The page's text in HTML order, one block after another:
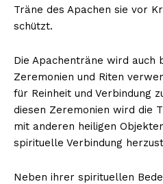
Träne des Apachen sie vor
schützt.
Die Apachenträne wird auch
Zeremonien und Riten
für Reinheit und Verbindung
diesen Zeremonien wird die
mit anderen heiligen
spirituelle Verbindung
Neben ihrer spirituellen